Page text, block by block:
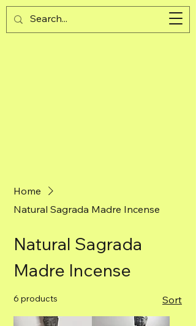
Guijad
Home
Natural Sagrada Madre Incense
Natural Sagrada
Madre Incense
6 products Sort